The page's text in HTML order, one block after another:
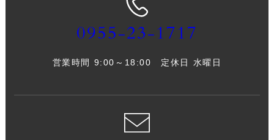
0955-23-1717
営業時間 9:00～18:00 定休日 水曜日